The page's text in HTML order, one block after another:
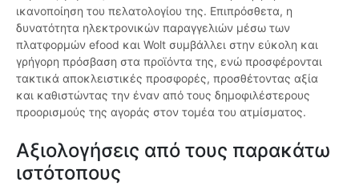
ικανοποίηση του πελατολογίου της. Επιπρόσθετα, η
δυνατότητα ηλεκτρονικών παραγγελιών μέσω των
πλατφορμών efood και Wolt συμβάλλει στην εύκολη και
γρήγορη πρόσβαση στα προϊόντα της, ενώ προσφέρονται
τακτικά αποκλειστικές προσφορές, προσθέτοντας αξία
και καθιστώντας την έναν από τους δημοφιλέστερους
προορισμούς της αγοράς στον τομέα του ατμίσματος.
Αξιολογήσεις από τους παρακάτω
ιστότοπους